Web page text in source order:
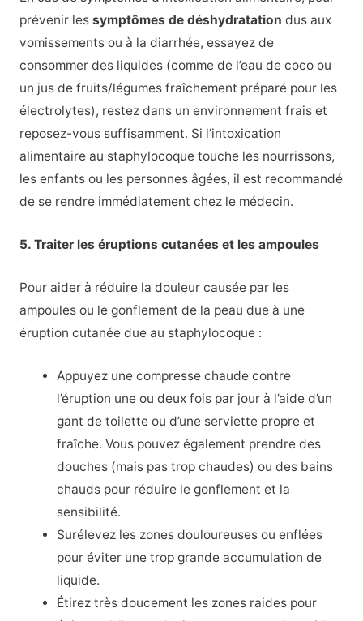
prévenir les symptômes de déshydratation dus aux
vomissements ou à la diarrhée, essayez de
consommer des liquides (comme de l’eau de coco ou
un jus de fruits/légumes fraîchement préparé pour les
électrolytes), restez dans un environnement frais et
reposez-vous suffisamment. Si l’intoxication
alimentaire au staphylocoque touche les nourrissons,
les enfants ou les personnes âgées, il est recommandé
de se rendre immédiatement chez le médecin.
5. Traiter les éruptions cutanées et les ampoules
Pour aider à réduire la douleur causée par les
ampoules ou le gonflement de la peau due à une
éruption cutanée due au staphylocoque :
Appuyez une compresse chaude contre
l’éruption une ou deux fois par jour à l’aide d’un
gant de toilette ou d’une serviette propre et
fraîche. Vous pouvez également prendre des
douches (mais pas trop chaudes) ou des bains
chauds pour réduire le gonflement et la
sensibilité.
Surélevez les zones douloureuses ou enflées
pour éviter une trop grande accumulation de
liquide.
Étirez très doucement les zones raides pour